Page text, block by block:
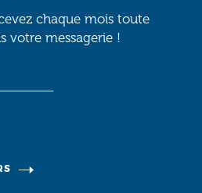
chaque mois toute
votre messagerie !